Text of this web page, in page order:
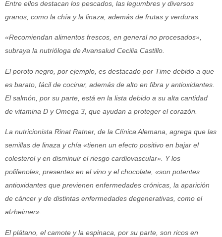
Entre ellos destacan los pescados, las legumbres y diversos
granos, como la chía y la linaza, además de frutas y verduras.
«Recomiendan alimentos frescos, en general no procesados»,
subraya la nutrióloga de Avansalud Cecilia Castillo.
El poroto negro, por ejemplo, es destacado por Time debido a que
es barato, fácil de cocinar, además de alto en fibra y antioxidantes.
El salmón, por su parte, está en la lista debido a su alta cantidad
de vitamina D y Omega 3, que ayudan a proteger el corazón.
La nutricionista Rinat Ratner, de la Clínica Alemana, agrega que las
semillas de linaza y chía «tienen un efecto positivo en bajar el
colesterol y en disminuir el riesgo cardiovascular». Y los
polifenoles, presentes en el vino y el chocolate, «son potentes
antioxidantes que previenen enfermedades crónicas, la aparición
de cáncer y de distintas enfermedades degenerativas, como el
alzheimer».
El plátano, el camote y la espinaca, por su parte, son ricos en